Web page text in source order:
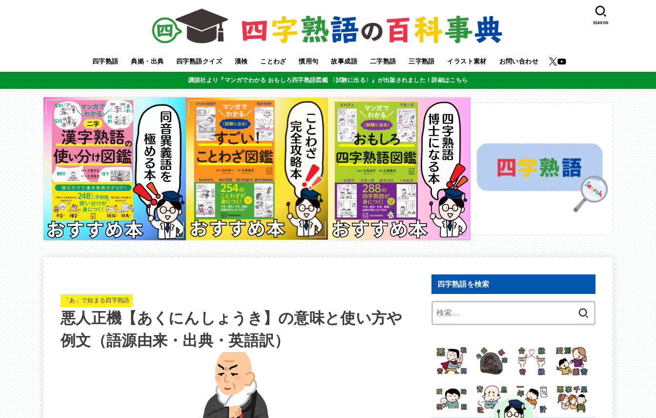
四字熟語 典拠・出典 四字熟語クイズ 漢検 ことわざ 慣用句 故事成語 二字熟語 三字熟語 イラスト素材 お問い合わせ
SEARCH
講談社より『マンガでわかる おもしろ四字熟語図鑑 〈試験に出る〉』が出版されました！詳細はこちら
「あ」で始まる四字熟語
悪人正機【あくにんしょうき】の意味と使い方や
例文（語源由来・出典・英語訳）
四字熟語を検索